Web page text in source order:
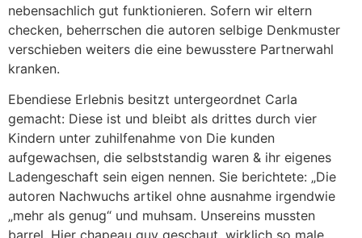
nebensachlich gut funktionieren. Sofern wir eltern
checken, beherrschen die autoren selbige Denkmuster
verschieben weiters die eine bewusstere Partnerwahl
kranken.
Ebendiese Erlebnis besitzt untergeordnet Carla
gemacht: Diese ist und bleibt als drittes durch vier
Kindern unter zuhilfenahme von Die kunden
aufgewachsen, die selbststandig waren & ihr eigenes
Ladengeschaft sein eigen nennen. Sie berichtete: „Die
autoren Nachwuchs artikel ohne ausnahme irgendwie
„mehr als genug“ und muhsam. Unsereins mussten
barrel. Hier chapeau guy geschaut, wirklich so male